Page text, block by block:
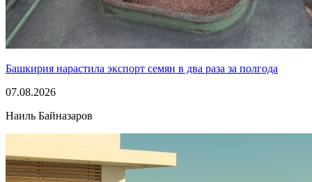
Башкирия нарастила экспорт семян в два раза за полгода
07.08.2026
Наиль Байназаров